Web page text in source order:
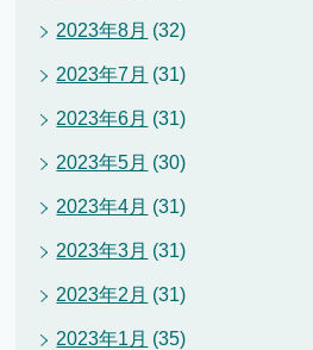
2023年8月 (32)
2023年7月 (31)
2023年6月 (31)
2023年5月 (30)
2023年4月 (31)
2023年3月 (31)
2023年2月 (31)
2023年1月 (35)